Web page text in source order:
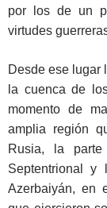
por los de un
virtudes
Desde ese lugar
la cuenca de
momento de
amplia región
Rusia, la
Septentrional y
Azerbaiyán, en